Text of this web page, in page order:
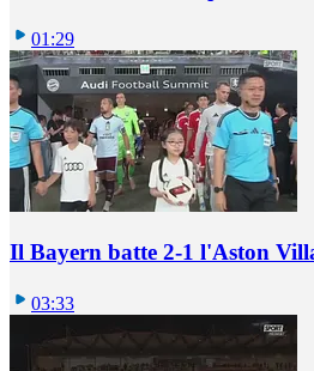
01:29
Il Bayern batte 2-1 l'Aston
03:33